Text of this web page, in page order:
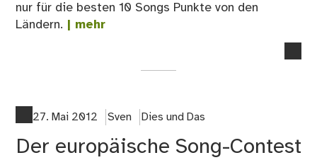
nur für die besten 10 Songs Punkte von den
Ländern. | mehr
27. Mai 2012 Sven Dies und Das
Der europäische Song-Contest